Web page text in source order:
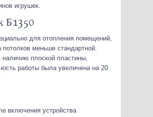
игрушек.
Б1350
для отопления помещений,
потолков меньше стандартной.
наличию плоской пластины,
работы была увеличена на 20
включения устройства